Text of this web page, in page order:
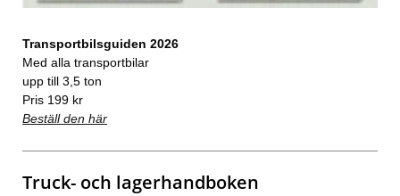
Transportbilsguiden 2026
Med alla transportbilar
upp till 3,5 ton
Pris 199 kr
Beställ den här
Truck- och lagerhandboken